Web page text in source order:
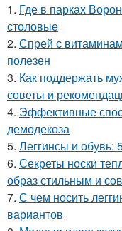
1. Где в парках
столовые
2. Спрей с
полезен
3. Как поддержать
советы и
4. Эффективные
демодекоза
5. Леггинсы и обувь:
6. Секреты носки
образ стильным и
7. С чем носить
вариантов